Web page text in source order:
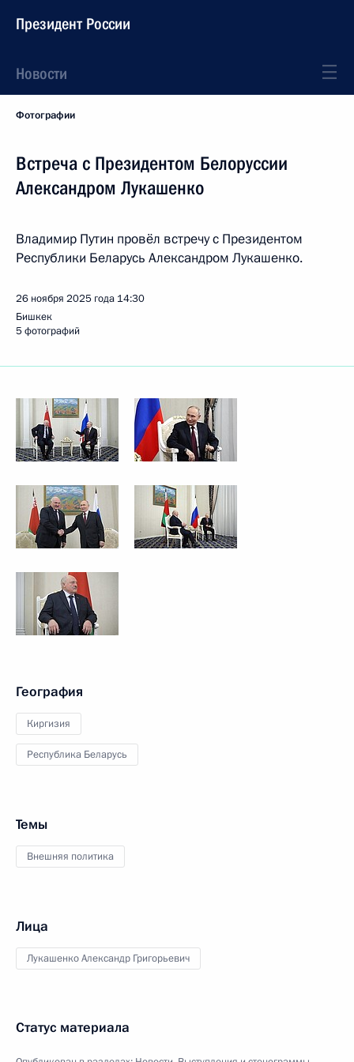
Президент России
Новости
Фотографии
Встреча с Президентом Белоруссии
Александром Лукашенко
Владимир Путин провёл встречу с Президентом
Республики Беларусь Александром Лукашенко.
26 ноября 2025 года 14:30
Бишкек
5 фотографий
География
Киргизия
Республика Беларусь
Темы
Внешняя политика
Лица
Лукашенко Александр Григорьевич
Статус материала